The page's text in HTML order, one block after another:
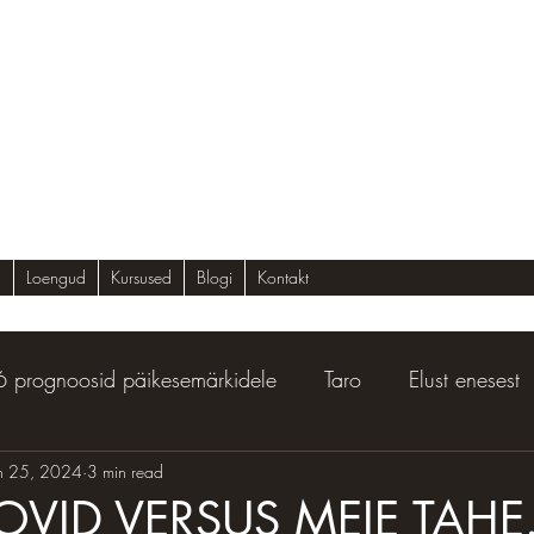
Loengud Kursused Blogi Kontakt
prognoosid päikesemärkidele Taro Elust enesest
VERSUS MEIE
25, 2024 3 min read